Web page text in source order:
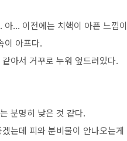
아... 이전에는 치핵이 아픈 느낌
이 아프다.
아서 거꾸로 누워 엎드려있다.
분명히 낮은 것 같다.
는데 피와 분비물이 안나오는